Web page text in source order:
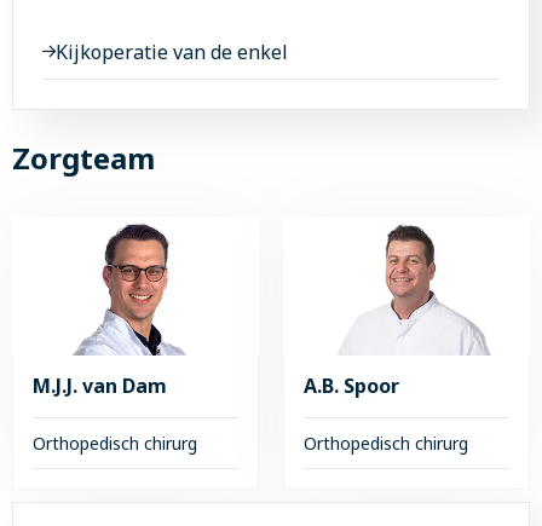
Kijkoperatie van de enkel
Zorgteam
M.J.J. van Dam
Orthopedisch chirurg
Lees
A.B. Spoor
Orthopedisch chirurg
Lees